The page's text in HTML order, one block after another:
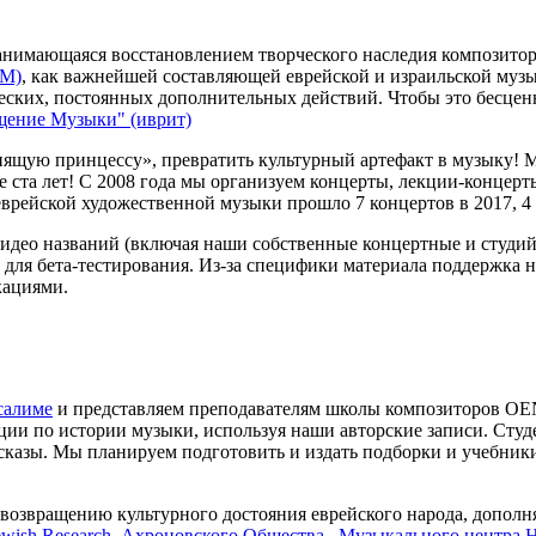
восстановлением творческого наследия
, как важнейшей составляющей еврейской и израильской
постоянных дополнительных действий. Чтобы это
Музыки" (иврит)
принцессу», превратить культурный артефакт в
ста лет! С 2008 года мы организуем концерты, лекции-
художественной музыки прошло 7 концертов в 2017, 4
названий (включая наши собственные концертные и
бета-тестирования. Из-за специфики материала
и представляем преподавателям школы композиторов
по истории музыки, используя наши авторские записи.
Мы планируем подготовить и издать подборки и
культурного достояния еврейского народа,